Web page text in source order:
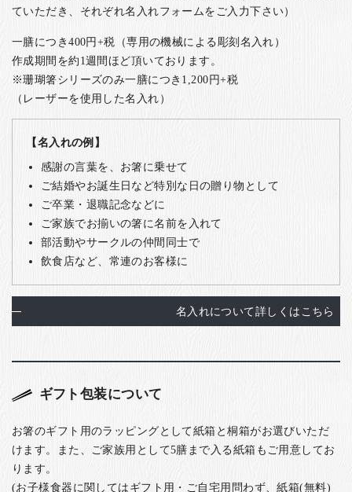
ていただき、それぞれ名入れフォームをご入力下さい）
一膳につき400円+税（専用の機械による彫刻名入れ）
作成期間を約1週間ほど頂いております。
※珊瑚箸シリーズのみ一膳につき1,200円+税
（レーザーを使用した名入れ）
【名入れの例】
感謝の言葉を、お箸に乗せて
ご結婚やお誕生日など特別な日の贈り物として
ご卒業・退職記念などに
ご家族でお揃いの箸に名前を入れて
部活動やサークルの仲間同士で
飲食店など、常連のお客様に
名入れについて詳しくはこちら
ギフト包装について
お箸のギフト用のラッピングとして紙箱と桐箱がお選びいただ
けます。また、ご家族用として5膳まで入る紙箱もご用意してお
ります。
(お子様食器に関してはギフト用・ご自宅用問わず、紙箱(無料)